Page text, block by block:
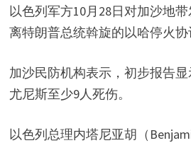
以色列军方10月28日对加沙地
离特朗普总统斡旋的以哈停火协
加沙民防机构表示，初步报告
尤尼斯至少9人死伤。
以色列总理内塔尼亚胡（